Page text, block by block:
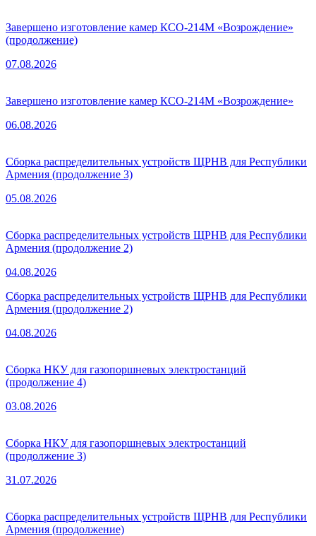
Завершено изготовление камер КСО-214М «Возрождение»
(продолжение)
07.08.2026
Завершено изготовление камер КСО-214М «Возрождение»
06.08.2026
Сборка распределительных устройств ЩРНВ для Республики
Армения (продолжение 3)
05.08.2026
Сборка распределительных устройств ЩРНВ для Республики
Армения (продолжение 2)
04.08.2026
Сборка распределительных устройств ЩРНВ для Республики
Армения (продолжение 2)
04.08.2026
Сборка НКУ для газопоршневых электростанций
(продолжение 4)
03.08.2026
Сборка НКУ для газопоршневых электростанций
(продолжение 3)
31.07.2026
Сборка распределительных устройств ЩРНВ для Республики
Армения (продолжение)